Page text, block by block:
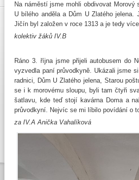
Na náměstí jsme mohli obdivovat
U bílého anděla a Dům U Zlatého
Jičín byl založen v roce 1313 a je tedy
kolektiv žáků IV.B
Ráno 3. října jsme přijeli autobusem do
vyzvedla paní průvodkyně. Ukázali jsme
radnici, Dům U Zlatého jelena, Starou
se i k morovému sloupu, byli tam čtyři
šatlavu, kde teď stojí kavárna Doma a
průvodkyní. Nejvíc se mi líbilo povídání o
za IV.A Anička Vahalíková